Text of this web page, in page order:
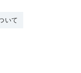
いて